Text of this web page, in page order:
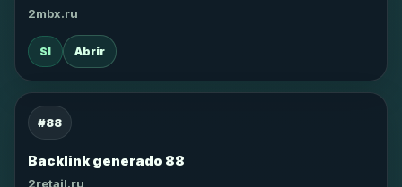
2mbx.ru
SI Abrir
#88
Backlink generado 88
2retail.ru